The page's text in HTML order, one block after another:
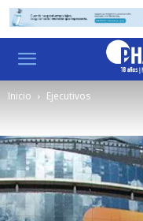
Inicio Ejecutivos